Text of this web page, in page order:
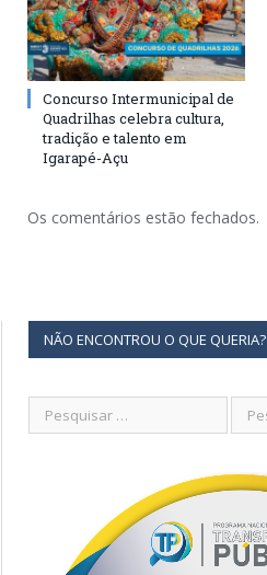
Concurso Intermunicipal de
Quadrilhas celebra cultura,
tradição e talento em
Igarapé-Açu
Os comentários estão fechados.
NÃO ENCONTROU O QUE QUERIA?